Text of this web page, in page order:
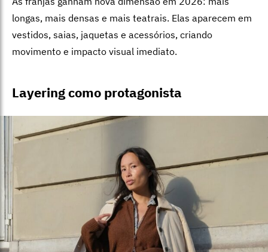
longas, mais densas e mais teatrais. Elas aparecem em
vestidos, saias, jaquetas e acessórios, criando
movimento e impacto visual imediato.
Layering como protagonista